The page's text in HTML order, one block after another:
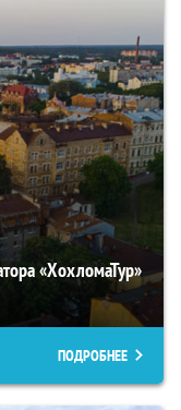
«ХохломаТур»
ПОДРОБНЕЕ